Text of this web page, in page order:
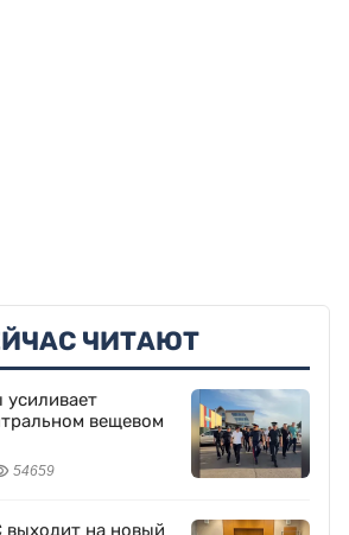
ЧИТАЮТ
вещевом
54659
на новый